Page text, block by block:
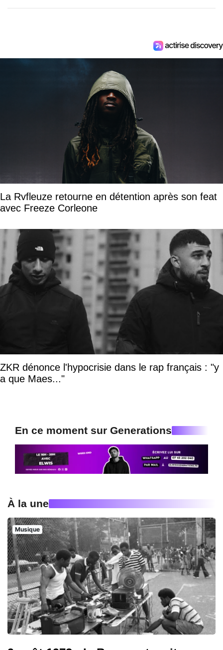
La Rvfleuze retourne en détention après son feat
avec Freeze Corleone
ZKR dénonce l'hypocrisie dans le rap français : "y
a que Maes..."
En ce moment sur Generations
À la une
Musique